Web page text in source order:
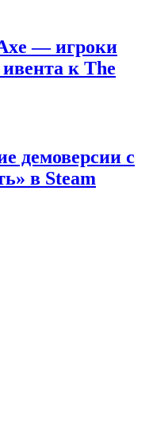
— игроки
к The
демоверсии с
в Steam